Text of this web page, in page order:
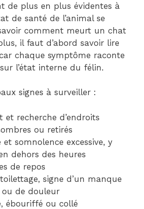
de plus en plus évidentes à
de santé de l’animal se
comment meurt un chat
il faut d’abord savoir lire
chaque symptôme raconte
l’état interne du félin.
signes à surveiller :
et recherche d’endroits
ou retirés
et somnolence excessive, y
dehors des heures
de repos
signe d’un manque
ou de douleur
ébouriffé ou collé